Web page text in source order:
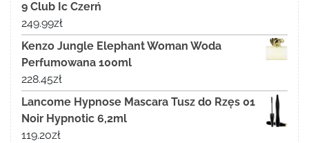
9 Club Ic Czerń
249.99zł
Kenzo Jungle Elephant Woman Woda
Perfumowana 100ml
228.45zł
Lancome Hypnose Mascara Tusz do Rzęs 01
Noir Hypnotic 6,2ml
119.20zł